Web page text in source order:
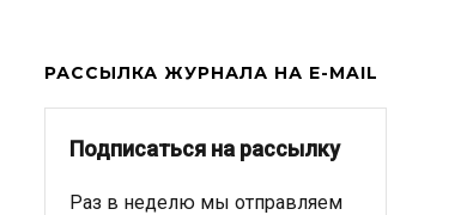
РАССЫЛКА ЖУРНАЛА НА E-MAIL
Подписаться на рассылку
Раз в неделю мы отправляем